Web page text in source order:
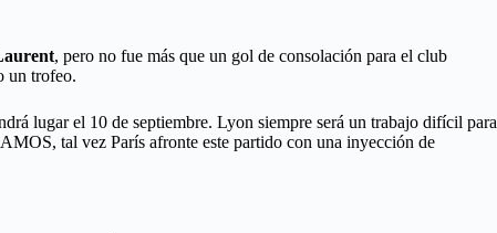
, pero no fue más que un gol de consolación para el club
un trofeo.
lugar el 10 de septiembre. Lyon siempre será un trabajo difícil para
tal vez París afronte este partido con una inyección de